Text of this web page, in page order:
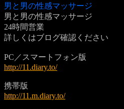
男と男の性感マッサージ
男と男の性感マッサージ
24時間営業
詳しくはブログ確認ください
PC／スマートフォン版
http://11.diary.to/
携帯版
http://11.m.diary.to/